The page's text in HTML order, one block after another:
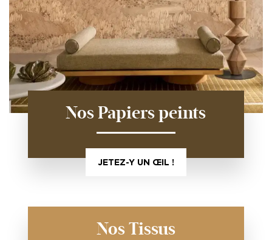
Nos Papiers peints
JETEZ-Y UN ŒIL !
Nos Tissus